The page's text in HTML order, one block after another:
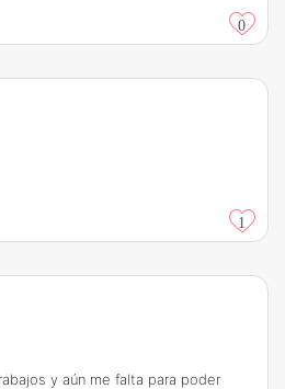
0
1
y aún me falta para poder